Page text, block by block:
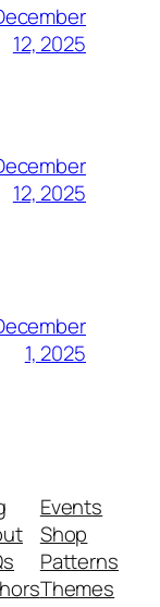
12, 2025
12, 2025
1, 2025
Events
Shop
Patterns
Themes